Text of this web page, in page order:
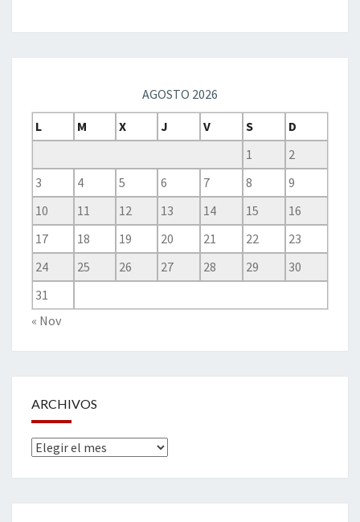
AGOSTO 2026
L
M X J V S
D
1
2
3
4 5 6 7 8
9
10
11 12 13 14 15
16
17
18 19 20 21 22
23
24
25 26 27 28 29
30
31
« Nov
ARCHIVOS
Archivos